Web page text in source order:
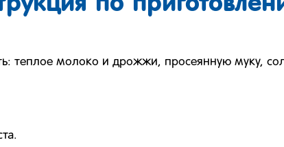
теплое молоко и дрожжи, просеянную муку,